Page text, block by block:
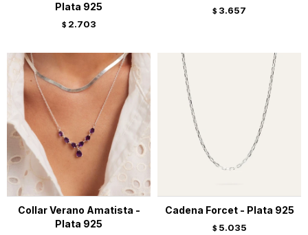
Plata 925
$ 2.703
$ 3.657
Collar Verano Amatista -
Plata 925
Cadena Forcet - Plata 925
$ 5.035